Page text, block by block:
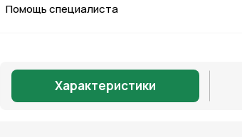
Помощь специалиста
Характеристики